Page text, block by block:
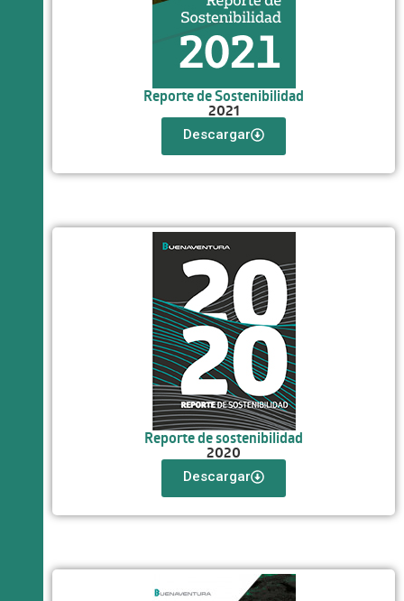
Reporte de Sostenibilidad
2021
Descargar
Reporte de sostenibilidad
2020
Descargar